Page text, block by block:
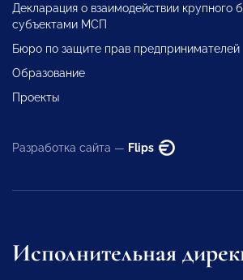
Декларация о взаимодействии крупного
субъектами МСП
Бюро по защите прав предпринимателей
Образование
Проекты
Разработка сайта — Flips
Исполнительная